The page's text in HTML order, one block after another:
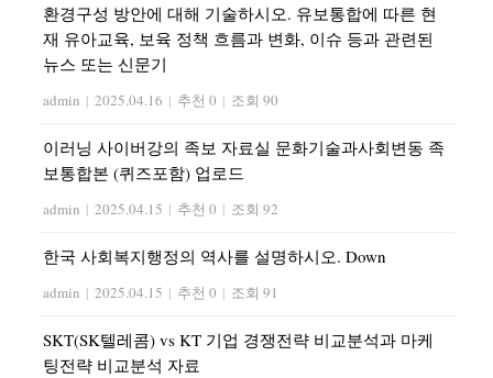
환경구성 방안에 대해 기술하시오. 유보통합에 따른 현
재 유아교육, 보육 정책 흐름과 변화, 이슈 등과 관련된
뉴스 또는 신문기
admin | 2025.04.16 | 추천 0 | 조회 90
이러닝 사이버강의 족보 자료실 문화기술과사회변동 족
보통합본 (퀴즈포함) 업로드
admin | 2025.04.15 | 추천 0 | 조회 92
한국 사회복지행정의 역사를 설명하시오. Down
admin | 2025.04.15 | 추천 0 | 조회 91
SKT(SK텔레콤) vs KT 기업 경쟁전략 비교분석과 마케
팅전략 비교분석 자료